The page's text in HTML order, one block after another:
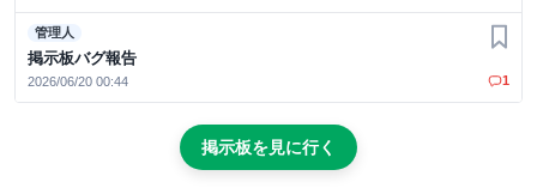
管理人
掲示板バグ報告
2026/06/20 00:44
お気
1
掲示板を見に行く